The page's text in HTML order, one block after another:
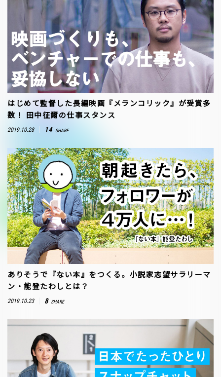
はじめて監督した長編映画『メランコリック』が受賞多
数！ 田中征爾の仕事スタンス
2019.10.28 14 SHARE
ありそうで『ない本』をつくる。小説家志望サラリーマ
ン・能登たわしとは？
2019.10.23 8 SHARE